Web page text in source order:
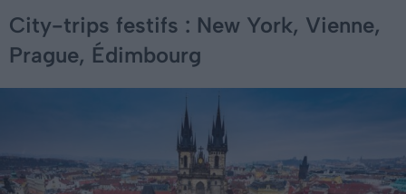
City-trips festifs : New York, Vienne,
Prague, Édimbourg